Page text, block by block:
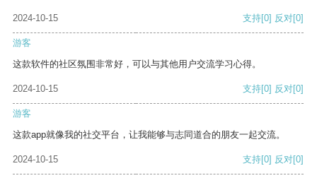
2024-10-15 支持[0] 反对[0]
游客
这款软件的社区氛围非常好，可以与其他用户交流学习心得。
2024-10-15 支持[0] 反对[0]
游客
这款app就像我的社交平台，让我能够与志同道合的朋友一起交流。
2024-10-15 支持[0] 反对[0]